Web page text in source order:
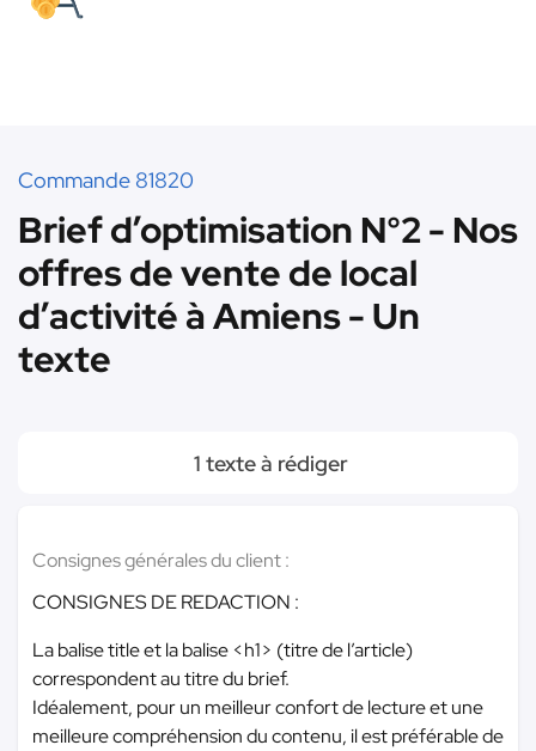
Commande 81820
Brief d’optimisation N°2 - Nos
offres de vente de local
d’activité à Amiens - Un
texte
1 texte à rédiger
Consignes générales du client :
CONSIGNES DE REDACTION :
La balise title et la balise <h1> (titre de l’article)
correspondent au titre du brief.
Idéalement, pour un meilleur confort de lecture et une
meilleure compréhension du contenu, il est préférable de